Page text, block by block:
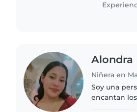
Alondra
Niñera en
Soy una
encantan